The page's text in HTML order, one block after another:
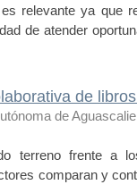
relevante ya que
de atender
de
de
terreno frente a
comparan y